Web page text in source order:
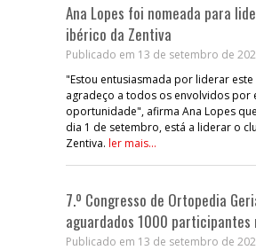
Ana Lopes foi nomeada para
ibérico da Zentiva
Publicado em 13 de setembro de
"Estou entusiasmada por liderar este
agradeço a todos os envolvidos por
oportunidade", afirma Ana Lopes
dia 1 de setembro, está a liderar o
Zentiva. ler mais...
7.º Congresso de Ortopedia
aguardados 1000 participantes
Publicado em 13 de setembro de